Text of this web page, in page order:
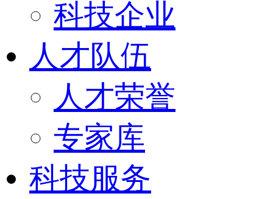
科技企业
人才队伍
人才荣誉
专家库
科技服务